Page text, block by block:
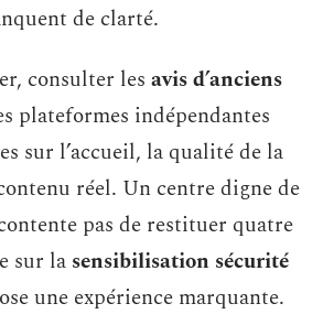
de clarté.
consulter les avis d’anciens
plateformes indépendantes
sur l’accueil, la qualité de la
réel. Un centre digne de
pas de restituer quatre
sur la sensibilisation sécurité
une expérience marquante.